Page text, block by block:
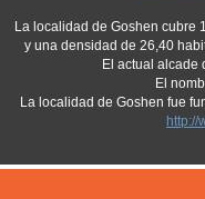
La localidad de Goshen cubre
y una densidad de 26,40
El actual alcade
El
La localidad de Goshen fue
http://